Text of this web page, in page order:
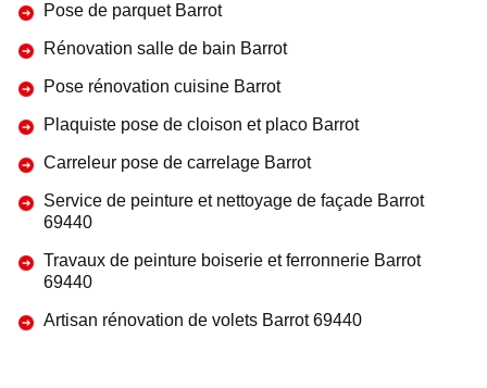
Pose de parquet Barrot
Rénovation salle de bain Barrot
Pose rénovation cuisine Barrot
Plaquiste pose de cloison et placo Barrot
Carreleur pose de carrelage Barrot
Service de peinture et nettoyage de façade Barrot
69440
Travaux de peinture boiserie et ferronnerie Barrot
69440
Artisan rénovation de volets Barrot 69440